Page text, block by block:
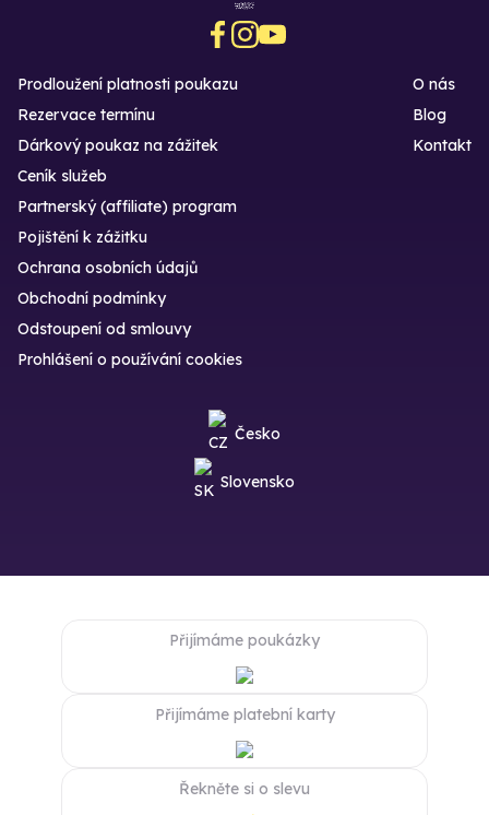
Prodloužení platnosti poukazu
Rezervace termínu
Dárkový poukaz na zážitek
O nás
Blog
Kontakt
Ceník služeb
Partnerský (affiliate) program
Pojištění k zážitku
Ochrana osobních údajů
Obchodní podmínky
Odstoupení od smlouvy
Prohlášení o používání cookies
Česko
Slovensko
Přijímáme poukázky
Přijímáme platební karty
Řekněte si o slevu